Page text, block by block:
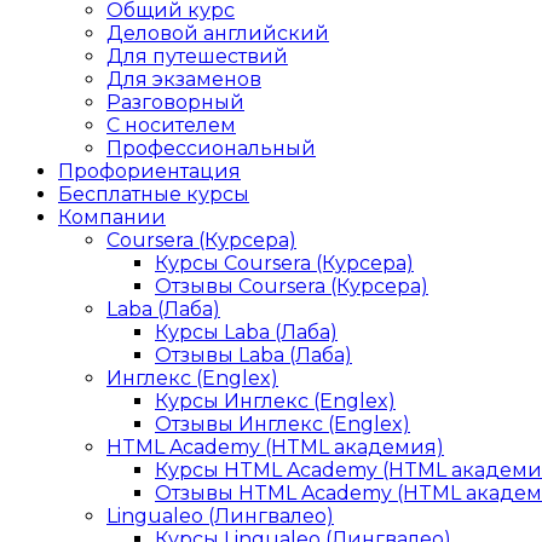
Общий курс
Деловой английский
Для путешествий
Для экзаменов
Разговорный
С носителем
Профессиональный
Профориентация
Бесплатные курсы
Компании
Coursera (Курсера)
Курсы Coursera (Курсера)
Отзывы Coursera (Курсера)
Laba (Лаба)
Курсы Laba (Лаба)
Отзывы Laba (Лаба)
Инглекс (Englex)
Курсы Инглекс (Englex)
Отзывы Инглекс (Englex)
HTML Academy (HTML академия)
Курсы HTML Academy (HTML
Отзывы HTML Academy (HTML
Lingualeo (Лингвалео)